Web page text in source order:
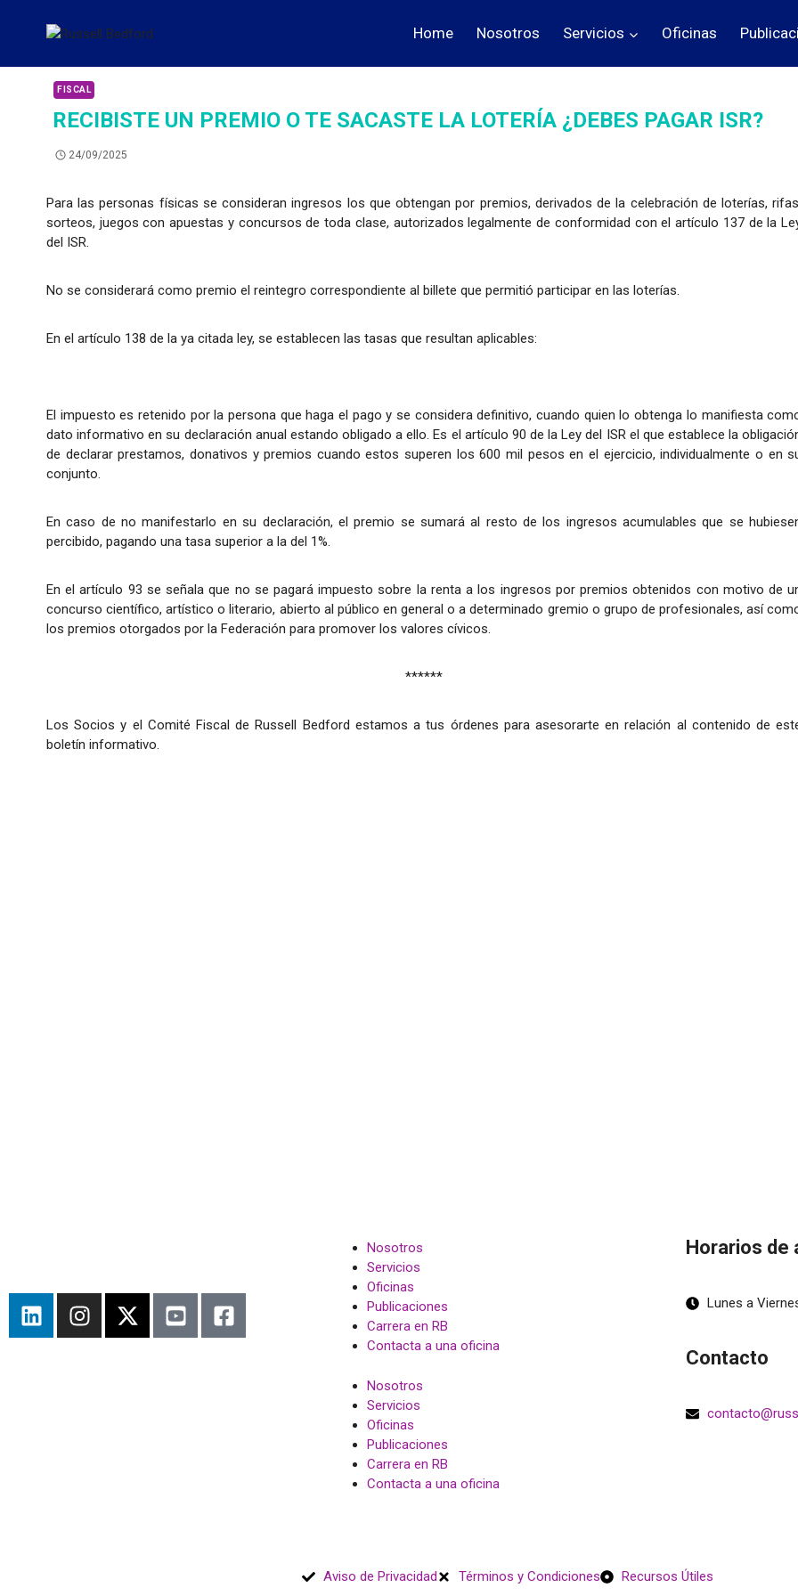
Home Nosotros Servicios Oficinas
FISCAL
RECIBISTE UN PREMIO O TE SACASTE LA LOTERÍA ¿DEBES PAGAR ISR?
24/09/2025
Para las personas físicas se consideran ingresos los que obtengan por premios, derivados de la celebración de loterías,
sorteos, juegos con apuestas y concursos de toda clase, autorizados legalmente de conformidad con el artículo 137 de la
del ISR.
No se considerará como premio el reintegro correspondiente al billete que permitió participar en las loterías.
En el artículo 138 de la ya citada ley, se establecen las tasas que resultan aplicables:
El impuesto es retenido por la persona que haga el pago y se considera definitivo, cuando quien lo obtenga lo manifiesta
dato informativo en su declaración anual estando obligado a ello. Es el artículo 90 de la Ley del ISR el que establece la
de declarar prestamos, donativos y premios cuando estos superen los 600 mil pesos en el ejercicio, individualmente o en
conjunto.
En caso de no manifestarlo en su declaración, el premio se sumará al resto de los ingresos acumulables que se
percibido, pagando una tasa superior a la del 1%.
En el artículo 93 se señala que no se pagará impuesto sobre la renta a los ingresos por premios obtenidos con motivo de
concurso científico, artístico o literario, abierto al público en general o a determinado gremio o grupo de profesionales, así
los premios otorgados por la Federación para promover los valores cívicos.
******
Los Socios y el Comité Fiscal de Russell Bedford estamos a tus órdenes para asesorarte en relación al contenido de
boletín informativo.
Nosotros
Servicios
Oficinas
Publicaciones
Carrera en RB
Contacta a una oficina
Nosotros
Servicios
Oficinas
Publicaciones
Carrera en RB
Contacta a una oficina
Horarios de
Lunes a
Contacto
Aviso de Privacidad Términos y Condiciones Recursos Útiles